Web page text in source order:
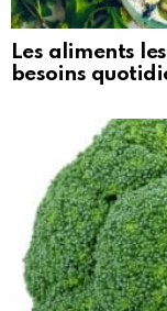
Les aliments
besoins